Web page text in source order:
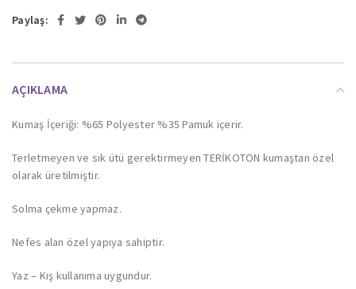
Paylaş:
AÇIKLAMA
Kumaş İçeriği: %65 Polyester %35 Pamuk içerir.
Terletmeyen ve sık ütü gerektirmeyen TERİKOTON kumaştan özel
olarak üretilmiştir.
Solma çekme yapmaz.
Nefes alan özel yapıya sahiptir.
Yaz – Kış kullanıma uygundur.